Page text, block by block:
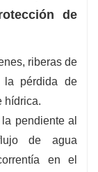
de
riberas de
la pérdida de
hídrica.
pendiente al
de agua
en el